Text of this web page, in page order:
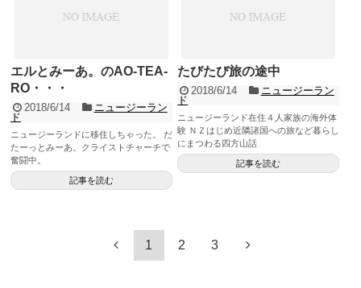
エルとみーあ。のAO-TEA-
RO・・・
2018/6/14
ニュージーラン
ド
ニュージーランドに移住しちゃった。 だ
たーっとみーあ。クライストチャーチで
奮闘中。
記事を読む
たびたび旅の途中
2018/6/14
ニュージーラン
ド
ニュージーランド在住４人家族の海外体
験 ＮＺはじめ近隣諸国への旅など暮らし
にまつわる四方山話
記事を読む
1 2 3